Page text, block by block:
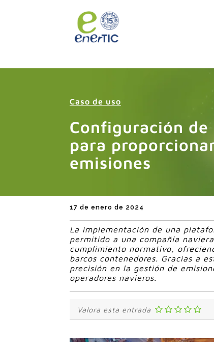
Caso de uso
Configuración
para
emisiones
17 de enero de 2024
La implementación de una
permitido a una compañía
cumplimiento normativo,
barcos contenedores. Gracias a
precisión en la gestión de
operadores navieros.
Valora esta entrada